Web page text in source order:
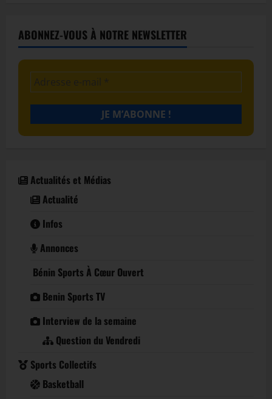
ABONNEZ-VOUS À NOTRE NEWSLETTER
Actualités et Médias
Actualité
Infos
Annonces
Bénin Sports À Cœur Ouvert
Benin Sports TV
Interview de la semaine
Question du Vendredi
Sports Collectifs
Basketball